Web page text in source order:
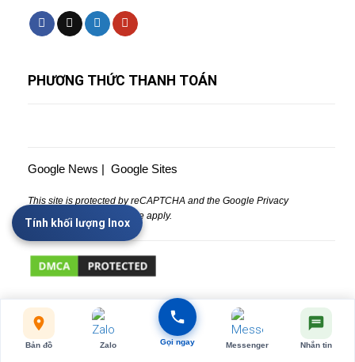
PHƯƠNG THỨC THANH TOÁN
Google News | Google Sites
This site is protected by reCAPTCHA and the Google Privacy
Policy and Terms of Service apply.
GPKD số 3701657293 – CÔNG TY TNHH MTV QUỐC TẾ TỨ MINH
Bản đồ Zalo Gọi ngay Messenger Nhắn tin
Tính khối lượng Inox